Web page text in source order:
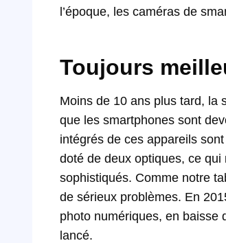
l’époque, les caméras de
Toujours
Moins de 10 ans plus tard, la
que les smartphones sont
intégrés de ces appareils
doté de deux optiques, ce
sophistiqués. Comme notre
de sérieux problèmes. En
photo numériques, en baisse
lancé.